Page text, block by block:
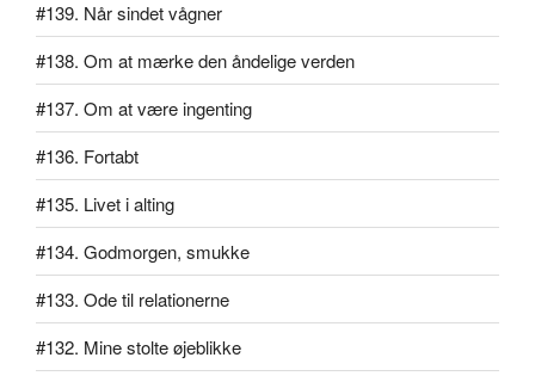
#139. Når sindet vågner
#138. Om at mærke den åndelige verden
#137. Om at være ingenting
#136. Fortabt
#135. Livet i alting
#134. Godmorgen, smukke
#133. Ode til relationerne
#132. Mine stolte øjeblikke